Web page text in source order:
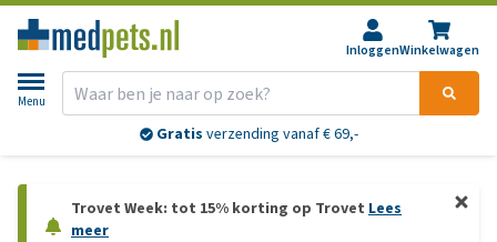
InloggenWinkelwagen
Menu
Gratis verzending vanaf € 69,-
Trovet Week: tot 15% korting op Trovet Lees
meer